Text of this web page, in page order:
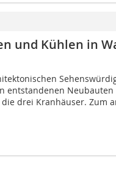
und Kühlen in
entstandenen Neubauten
drei Kranhäuser. Zum